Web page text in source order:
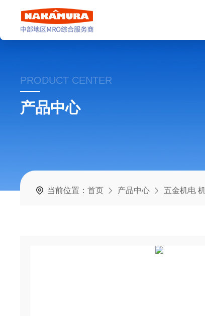
PRODUCT CENTER
产品中心
当前位置：首页 产品中心 五金机电